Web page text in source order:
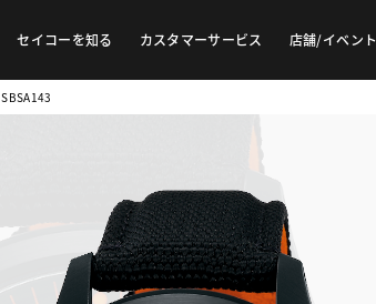
セイコーを知る カスタマーサービス 店舗/イベント
SBSA143